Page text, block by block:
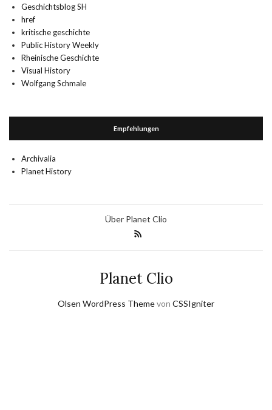
Geschichtsblog SH
href
kritische geschichte
Public History Weekly
Rheinische Geschichte
Visual History
Wolfgang Schmale
Empfehlungen
Archivalia
Planet History
Über Planet Clio
Planet Clio
Olsen WordPress Themevon CSSIgniter